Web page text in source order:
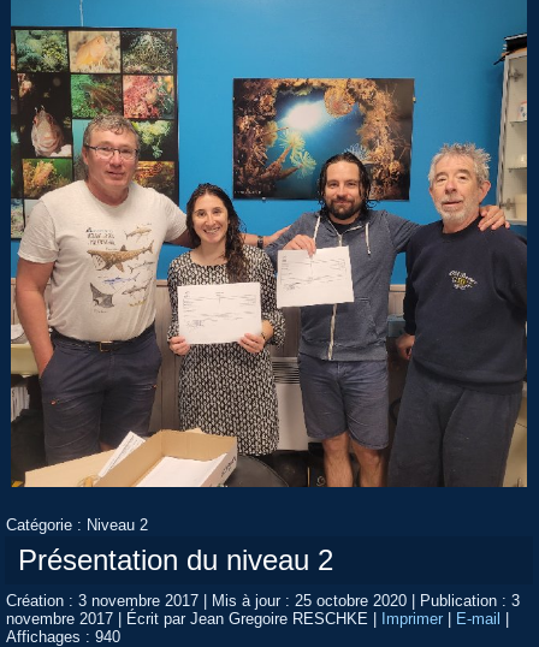
Catégorie : Niveau 2
Présentation du niveau 2
Création : 3 novembre 2017 Mis à jour : 25 octobre 2020
Publication : 3
novembre 2017
Écrit par Jean Gregoire RESCHKE Imprimer E-mail
Affichages : 940